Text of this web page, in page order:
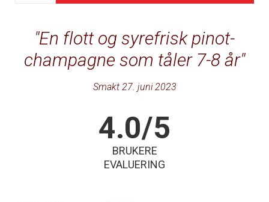
En flott og syrefrisk pinot-
champagne som tåler 7-8 år
Smakt 27. juni 2023
4.0/5
BRUKERE
EVALUERING